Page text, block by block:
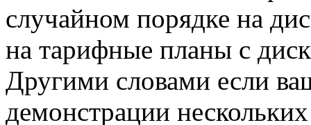
случайном порядке на
на тарифные планы с
Другими словами если
демонстрации